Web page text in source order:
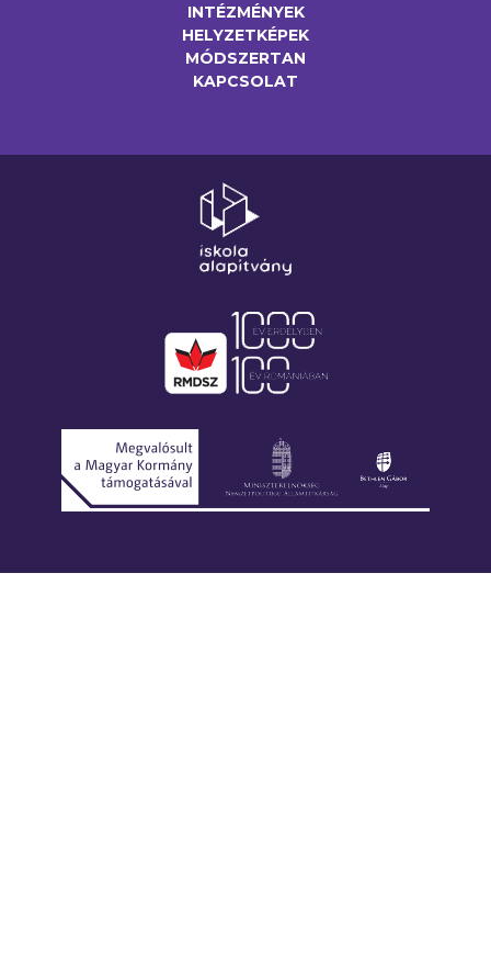
INTÉZMÉNYEK
HELYZETKÉPEK
MÓDSZERTAN
KAPCSOLAT